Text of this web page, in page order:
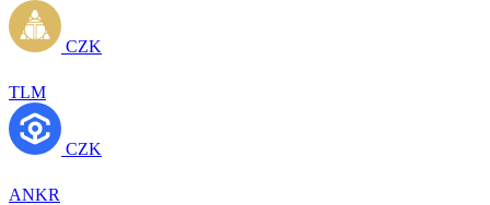
CZK
TLM
CZK
ANKR